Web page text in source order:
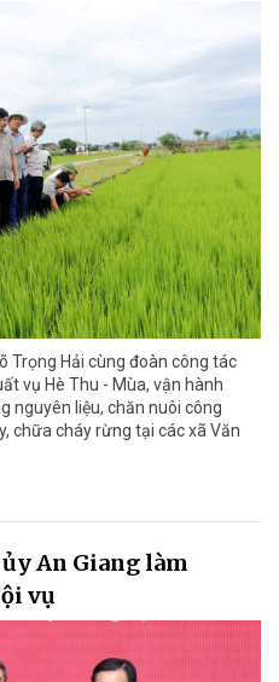
Trọng Hải cùng đoàn công tác
vụ Hè Thu - Mùa, vận hành
nguyên liệu, chăn nuôi công
chữa cháy rừng tại các xã Văn
An Giang làm
vụ